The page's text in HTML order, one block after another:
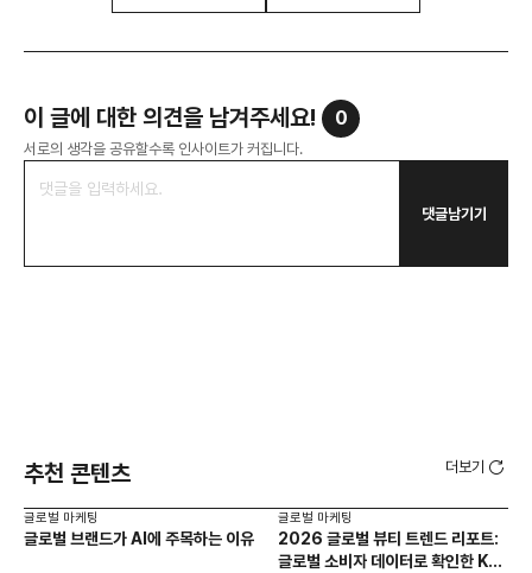
이 글에 대한 의견을 남겨주세요! 0
서로의 생각을 공유할수록 인사이트가 커집니다.
댓글남기기
추천 콘텐츠 더보기
글로벌 마케팅
글로벌 브랜드가 AI에 주목하는 이유
글로벌 마케팅
2026 글로벌 뷰티 트렌드 리포트:
글로벌 소비자 데이터로 확인한 K-